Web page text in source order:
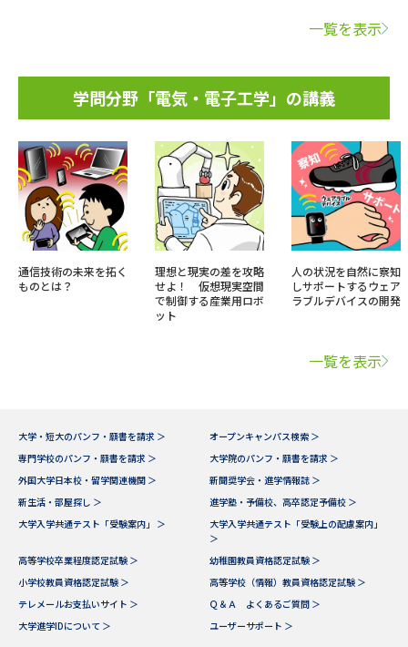
一覧を表示
学問分野「電気・電子工学」の講義
通信技術の未来を拓く
ものとは？
理想と現実の差を攻略
せよ！ 仮想現実空間
で制御する産業用ロボ
ット
人の状況を自然に察知
しサポートするウェア
ラブルデバイスの開発
一覧を表示
大学・短大のパンフ・願書を請求 ＞
オープンキャンパス検索 ＞
専門学校のパンフ・願書を請求 ＞
大学院のパンフ・願書を請求 ＞
外国大学日本校・留学関連機関 ＞
新聞奨学会・進学情報誌 ＞
新生活・部屋探し ＞
進学塾・予備校、高卒認定予備校 ＞
大学入学共通テスト「受験案内」 ＞
大学入学共通テスト「受験上の配慮案内」
＞
高等学校卒業程度認定試験 ＞
幼稚園教員資格認定試験 ＞
小学校教員資格認定試験 ＞
高等学校（情報）教員資格認定試験 ＞
テレメールお支払いサイト ＞
Ｑ＆Ａ よくあるご質問 ＞
大学進学IDについて ＞
ユーザーサポート ＞